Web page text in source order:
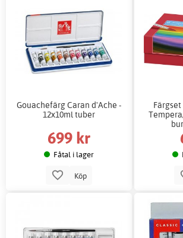
Gouachefärg Caran d'Ache -
12x10ml tuber
699 kr
Fåtal i lager
Köp